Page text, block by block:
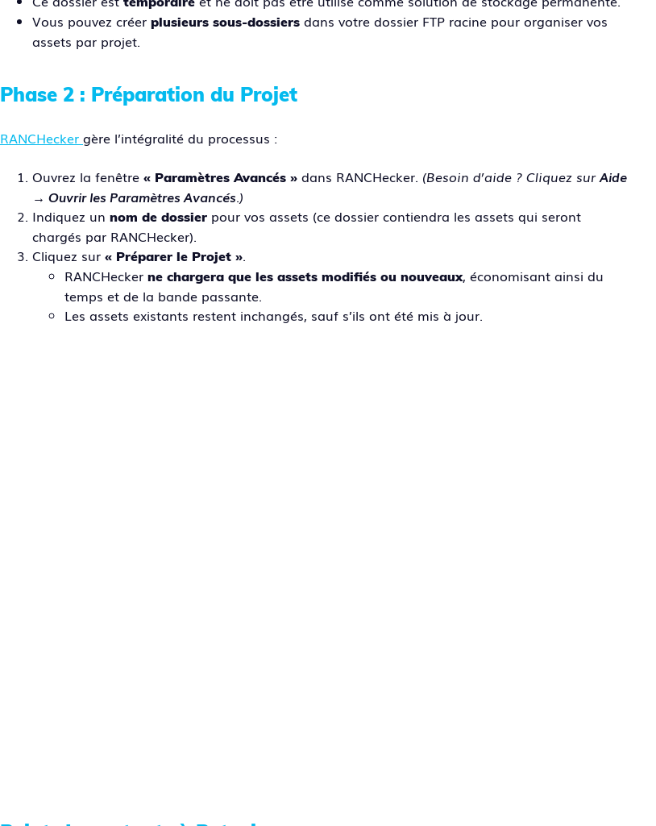
Vous pouvez créer plusieurs sous-dossiers dans votre dossier FTP racine pour organiser vos
assets par projet.
Phase 2 : Préparation du Projet
RANCHecker gère l’intégralité du processus :
Ouvrez la fenêtre « Paramètres Avancés » dans RANCHecker. (Besoin d’aide ? Cliquez surAide
→ Ouvrir les Paramètres Avancés.)
Indiquez un nom de dossier pour vos assets (ce dossier contiendra les assets qui seront
chargés par RANCHecker).
Cliquez sur « Préparer le Projet ».
RANCHecker ne chargera que les assets modifiés ou nouveaux, économisant ainsi du
temps et de la bande passante.
Les assets existants restent inchangés, sauf s’ils ont été mis à jour.